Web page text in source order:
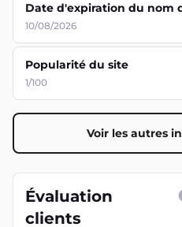
Date d'expiration du nom
10/08/2026
Popularité du site
1/100
Voir les autres
Évaluation
clients